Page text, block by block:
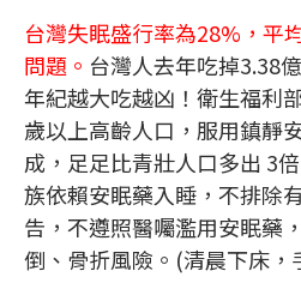
台灣失眠盛行率為28%，平
問題。 台灣人去年吃掉3.38
年紀越大吃越凶！衛生福利
歲以上高齡人口，服用鎮靜
成，足足比青壯人口多出 3
族依賴安眠藥入睡，不排除
告，不遵照醫囑濫用安眠藥
倒、骨折風險。(清晨下床，